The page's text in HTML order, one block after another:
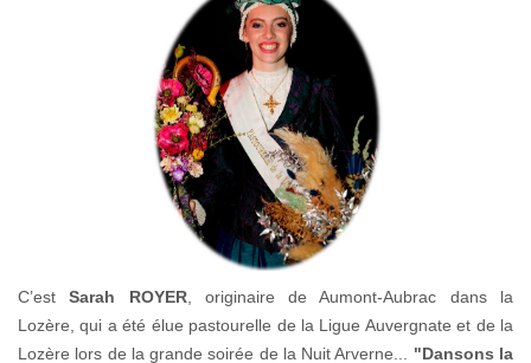
C’estSarah ROYER, originaire de Aumont-Aubrac dans la
Lozère, qui a été élue pastourelle de la Ligue Auvergnate et de la
Lozère lors de la grande soirée de la Nuit Arverne...
"Dansons la